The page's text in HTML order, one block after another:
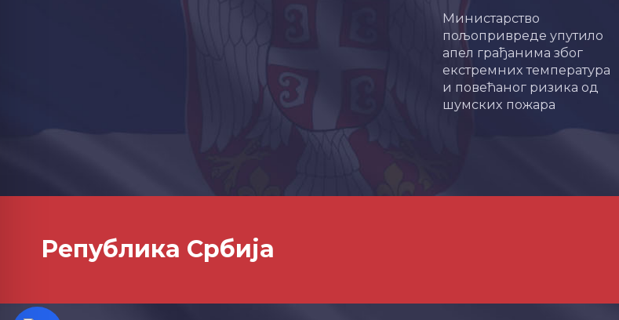
Министарство
пољопривреде упутило
апел грађанима због
екстремних температура
и повећаног ризика од
шумских пожара
Република Србија